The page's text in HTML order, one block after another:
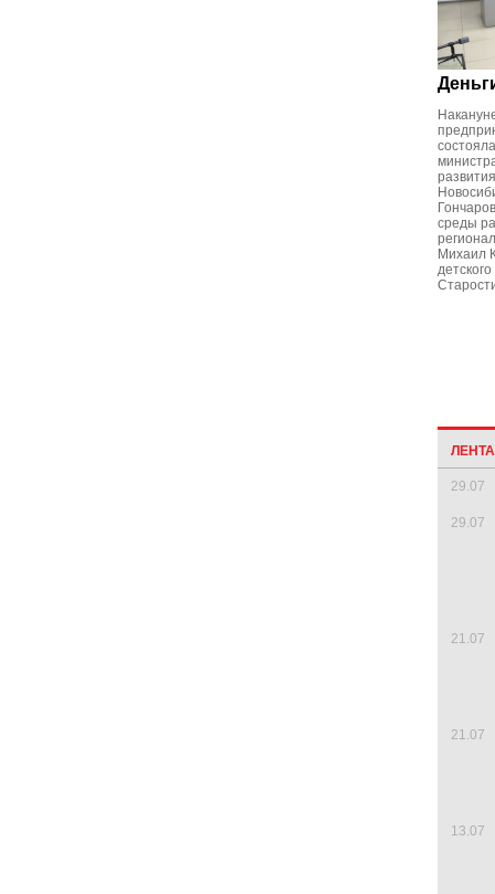
среды
Михаил
29.07
29.07
21.07
21.07
13.07